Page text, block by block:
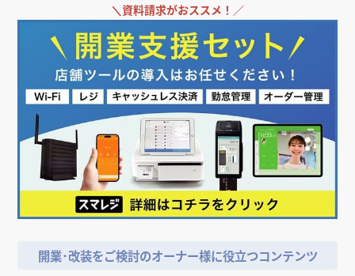
＼資料請求がおススメ！／
開業･改装をご検討のオーナー様に役立つコンテンツ